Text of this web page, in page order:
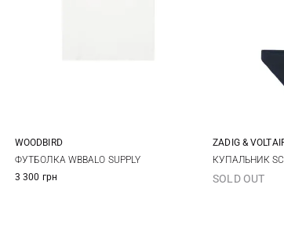
XS S M
WOODBIRD
ФУТБОЛКА WBBALO SUPPLY
3 300 грн
40
ZADIG &
КУПАЛЬНИК
SOLD OUT